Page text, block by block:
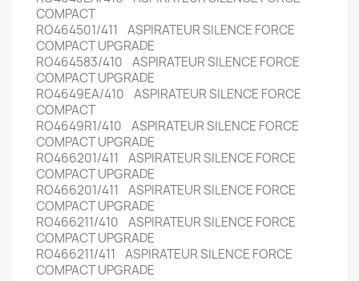
COMPACT
RO464501/411 ASPIRATEUR SILENCE FORCE
COMPACT UPGRADE
RO464583/410 ASPIRATEUR SILENCE FORCE
COMPACT UPGRADE
RO4649EA/410 ASPIRATEUR SILENCE FORCE
COMPACT
RO4649R1/410 ASPIRATEUR SILENCE FORCE
COMPACT UPGRADE
RO466201/411 ASPIRATEUR SILENCE FORCE
COMPACT UPGRADE
RO466201/411 ASPIRATEUR SILENCE FORCE
COMPACT UPGRADE
RO466211/410 ASPIRATEUR SILENCE FORCE
COMPACT UPGRADE
RO466211/411 ASPIRATEUR SILENCE FORCE
COMPACT UPGRADE